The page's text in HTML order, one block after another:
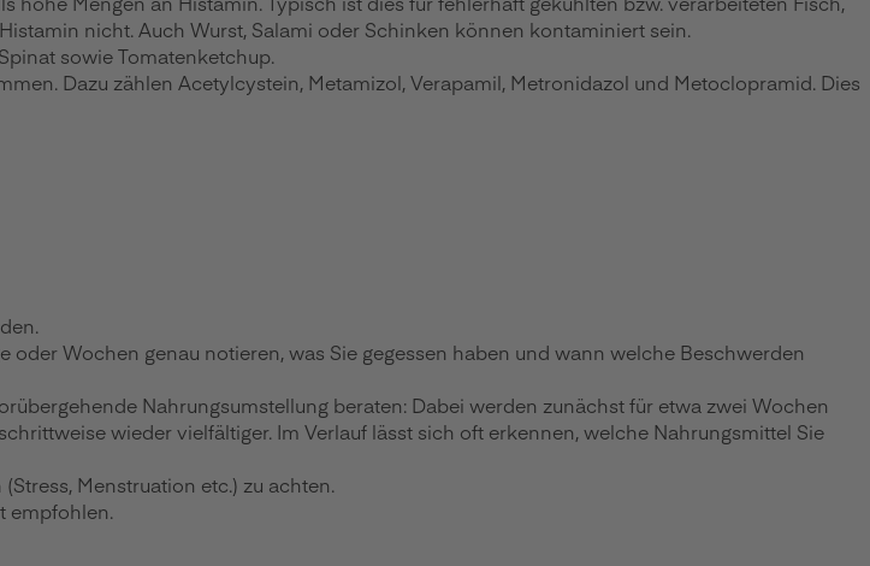
nicht. Auch Wurst, Salami oder Schinken können kontaminiert sein.
sowie Tomatenketchup.
Dazu zählen Acetylcystein, Metamizol, Verapamil, Metronidazol und Metoclopramid. Dies
oder Wochen genau notieren, was Sie gegessen haben und wann welche Beschwerden
Nahrungsumstellung beraten: Dabei werden zunächst für etwa zwei Wochen
wieder vielfältiger. Im Verlauf lässt sich oft erkennen, welche Nahrungsmittel Sie
Menstruation etc.) zu achten.
empfohlen.